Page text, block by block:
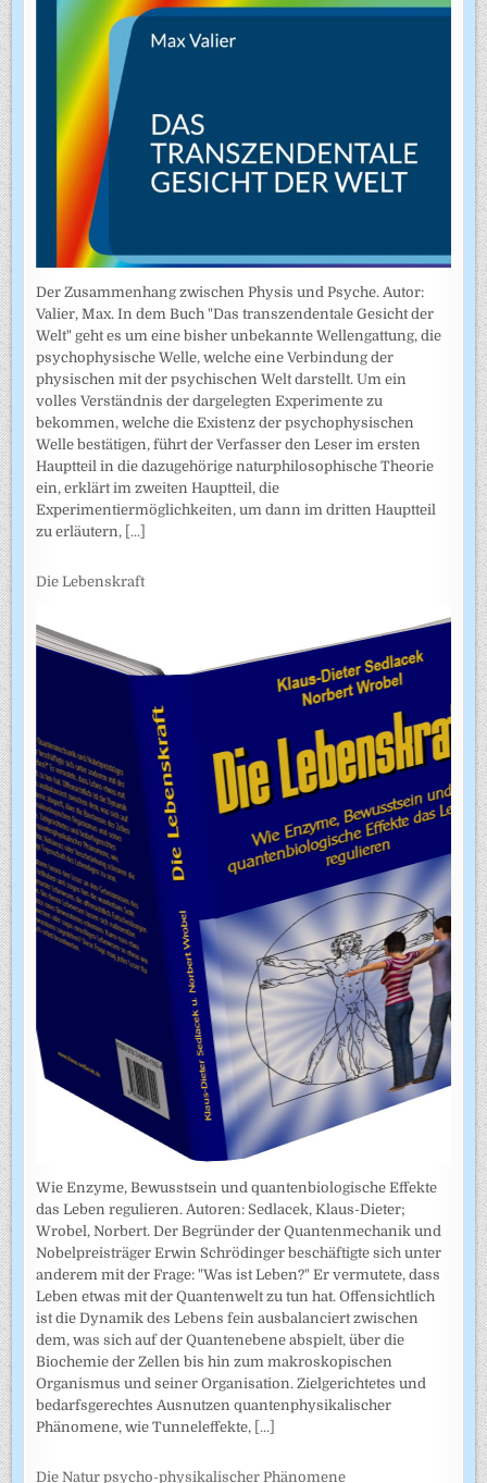
Der Zusammenhang zwischen Physis und Psyche. Autor:
Valier, Max. In dem Buch "Das transzendentale Gesicht der
Welt" geht es um eine bisher unbekannte Wellengattung, die
psychophysische Welle, welche eine Verbindung der
physischen mit der psychischen Welt darstellt. Um ein
volles Verständnis der dargelegten Experimente zu
bekommen, welche die Existenz der psychophysischen
Welle bestätigen, führt der Verfasser den Leser im ersten
Hauptteil in die dazugehörige naturphilosophische Theorie
ein, erklärt im zweiten Hauptteil, die
Experimentiermöglichkeiten, um dann im dritten Hauptteil
zu erläutern, [...]
Die Lebenskraft
Wie Enzyme, Bewusstsein und quantenbiologische Effekte
das Leben regulieren. Autoren: Sedlacek, Klaus-Dieter;
Wrobel, Norbert. Der Begründer der Quantenmechanik und
Nobelpreisträger Erwin Schrödinger beschäftigte sich unter
anderem mit der Frage: "Was ist Leben?" Er vermutete, dass
Leben etwas mit der Quantenwelt zu tun hat. Offensichtlich
ist die Dynamik des Lebens fein ausbalanciert zwischen
dem, was sich auf der Quantenebene abspielt, über die
Biochemie der Zellen bis hin zum makroskopischen
Organismus und seiner Organisation. Zielgerichtetes und
bedarfsgerechtes Ausnutzen quantenphysikalischer
Phänomene, wie Tunneleffekte, [...]
Die Natur psycho-physikalischer Phänomene